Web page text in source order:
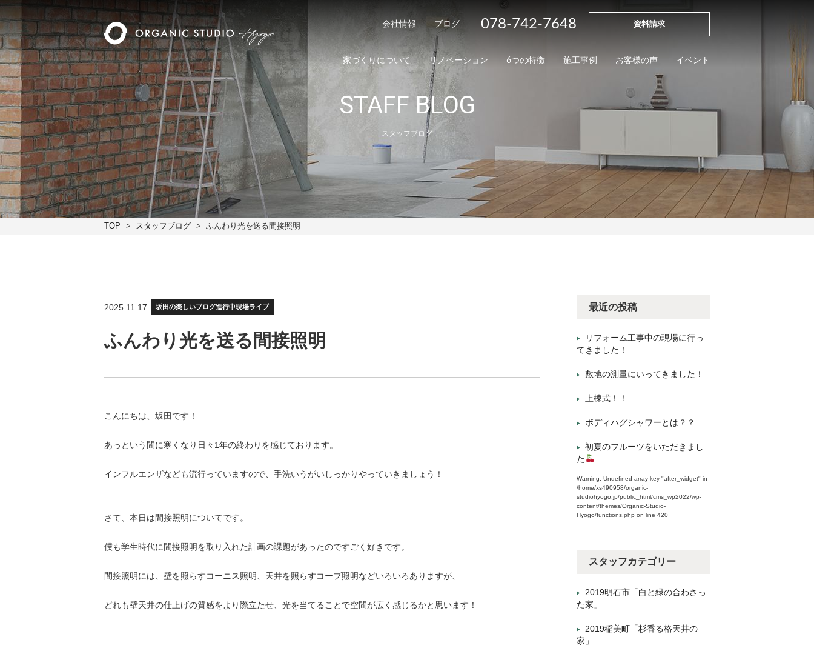
会社情報 ブログ 078-742-7648 資料請求
家づくりについて リノベーション 6つの特徴 施工事例 お客様の声 イベント
STAFF BLOG
スタッフブログ
TOP スタッフブログ ふんわり光を送る間接照明
2025.11.17 坂田の楽しいブログ進行中現場ライブ
ふんわり光を送る間接照明
こんにちは、坂田です！
あっという間に寒くなり日々1年の終わりを感じております。
インフルエンザなども流行っていますので、手洗いうがいしっかりやっていきましょう！
さて、本日は間接照明についてです。
僕も学生時代に間接照明を取り入れた計画の課題があったのですごく好きです。
間接照明には、壁を照らすコーニス照明、天井を照らすコーブ照明などいろいろありますが、
どれも壁天井の仕上げの質感をより際立たせ、光を当てることで空間が広く感じるかと思います！
最近の投稿
リフォーム工事中の現場に行っ
てきました！
敷地の測量にいってきました！
上棟式！！
ボディハグシャワーとは？？
初夏のフルーツをいただきまし
た
Warning: Undefined array key "after_widget" in
/home/xs490958/organic-
studiohyogo.jp/public_html/cms_wp2022/wp-
content/themes/Organic-Studio-
Hyogo/functions.php on line 420
スタッフカテゴリー
2019明石市「白と緑の合わさっ
た家」
2019稲美町「杉香る格天井の
家」